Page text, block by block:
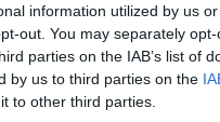
information utilized by us
out. You may separately
parties on the IAB’s list of
by us to third parties on the
to other third parties.
desde la
bélicos ha
– Países de todo
incluyendomás de